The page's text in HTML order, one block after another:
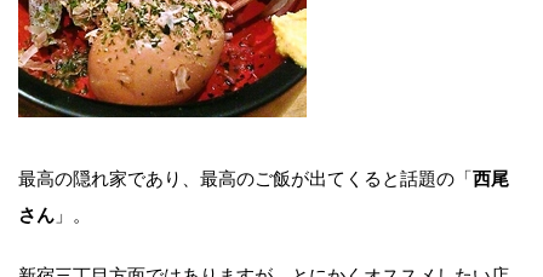
最高の隠れ家であり、最高のご飯が出てくると話題の「西尾
さん 」。